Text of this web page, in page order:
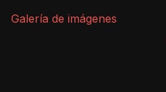
Galería de imágenes